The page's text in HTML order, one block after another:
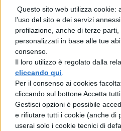
Questo sito web utilizza cookie:
l'uso del sito e dei servizi
profilazione, anche di terze
personalizzati in base alle tue
consenso.
Il loro utilizzo è regolato dalla
cliccando qui
Per il consenso ai cookies
cliccando sul bottone Accetta
Gestisci opzioni è possibile
e rifiutare tutti i cookie (anche di
userai solo i cookie tecnici di
andare in guerra
e dalla fatica
in un luogo adatto
quando Viridovige si
nello spazio di due
truppe, creava ogni
combattere, così che
anche i nostri soldati